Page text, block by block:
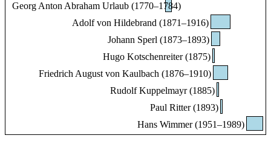
Georg Anton Abraham Urlaub (1770–1784)
Adolf von Hildebrand (1871–1916)
Johann Sperl (1873–1893)
Hugo Kotschenreiter (1875)
Friedrich August von Kaulbach (1876–1910)
Rudolf Kuppelmayr (1885)
Paul Ritter (1893)
Hans Wimmer (1951–1989)